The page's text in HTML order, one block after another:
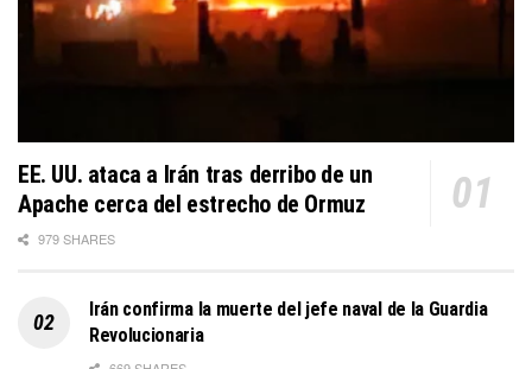
EE. UU. ataca a Irán tras derribo de un
Apache cerca del estrecho de Ormuz
979 SHARES
Irán confirma la muerte del jefe naval de la Guardia
Revolucionaria